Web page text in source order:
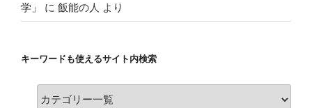
学」
に 飯能の人 より
キーワードも使えるサイト内検索